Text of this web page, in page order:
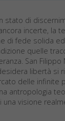
stato di
incerte, la
di fede solida
quelle
San
libertà si
delle infinite
antropologia
visione